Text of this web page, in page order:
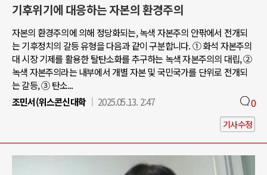
기후위기에 대응하는 자본의 환경주의
자본의 환경주의에 의해 정당화되는, 녹색 자본주의 안팎에서 전개되
는 기후정치의 갈등 유형을 다음과 같이 구분합니다. ① 화석 자본주의
대 시장 기제를 활용한 탈탄소화를 추구하는 녹색 자본주의의 대립, ②
녹색 자본주의라는 내부에서 개별 자본 및 국민국가를 단위로 전개되
는 갈등, ③ 탄소...
조민서(위스콘신대학
2025.05.13. 2:47 0
기사수정